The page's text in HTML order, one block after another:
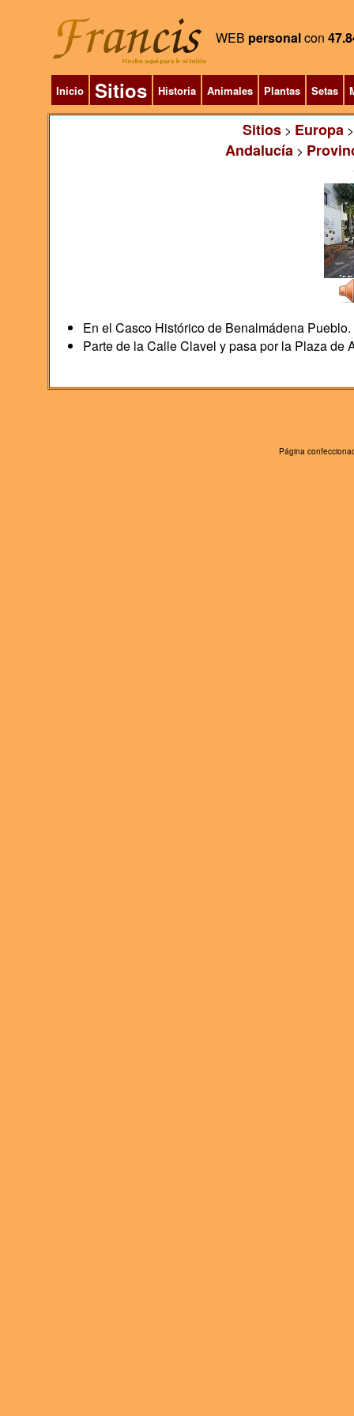
WEB personalcon
Inicio Sitios Historia Animales Plantas Setas
Sitios> Europa
Andalucía >
En el Casco Histórico de Benalmádena Pueblo.
Parte de la Calle Clavel y pasa por la Plaza de
Página